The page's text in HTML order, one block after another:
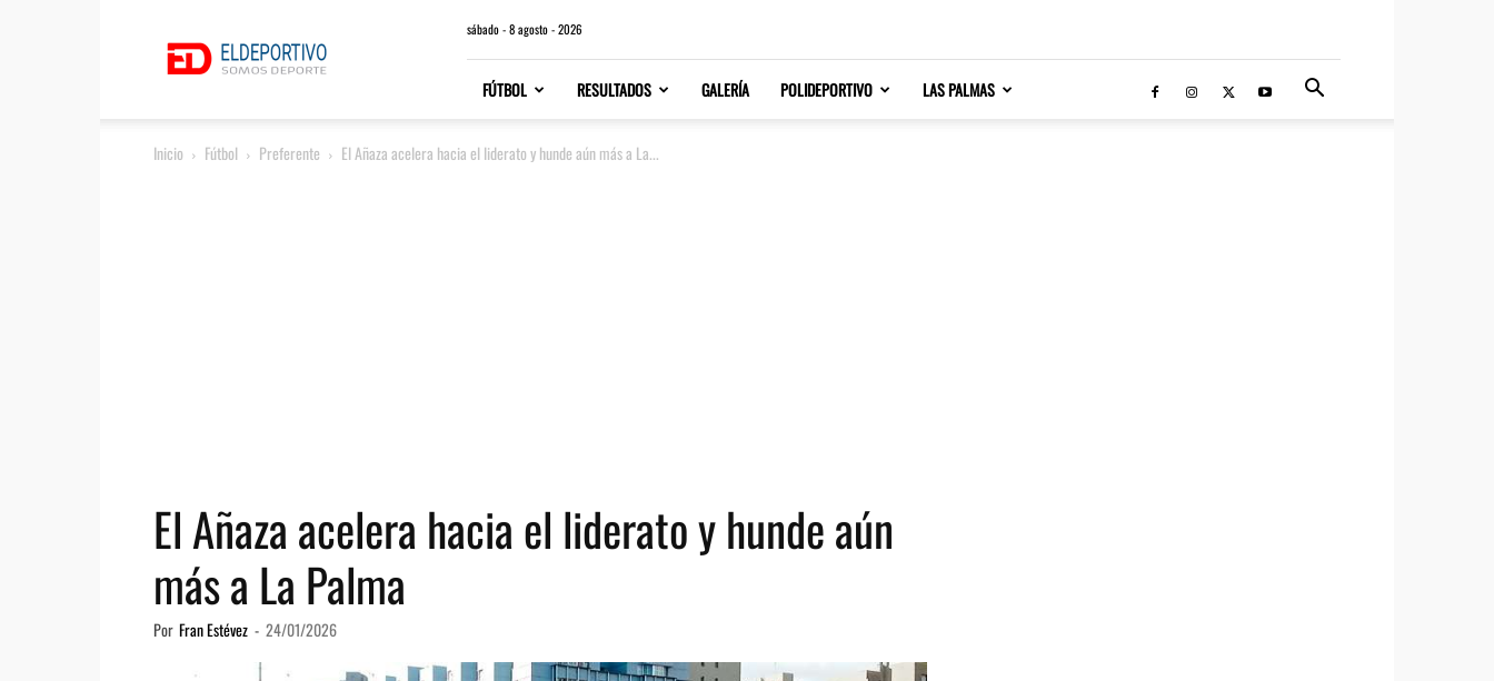
sábado - 8 agosto - 2026
FÚTBOL RESULTADOS GALERÍA POLIDEPORTIVO LAS PALMAS
Inicio Fútbol Preferente El Añaza acelera hacia el liderato y hunde aún más a La...
El Añaza acelera hacia el liderato y hunde aún
más a La Palma
Por Fran Estévez - 24/01/2026